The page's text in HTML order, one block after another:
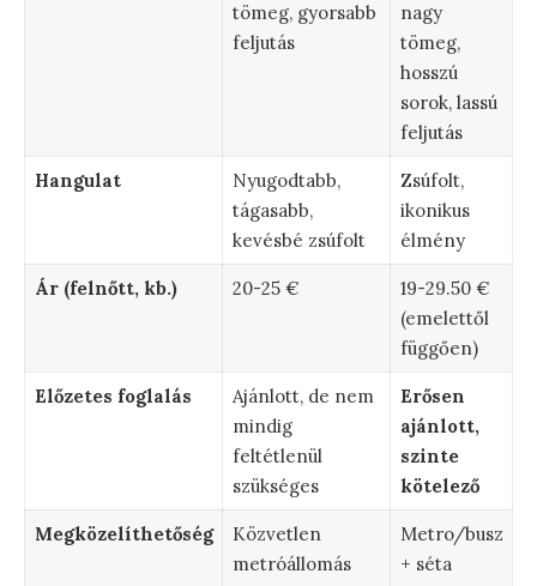
tömeg, gyorsabb
feljutás
nagy
tömeg,
hosszú
sorok, lassú
feljutás
Hangulat
Nyugodtabb,
tágasabb,
kevésbé zsúfolt
Zsúfolt,
ikonikus
élmény
Ár (felnőtt, kb.) 20-25 €
19-29.50 €
(emelettől
függően)
Előzetes foglalás
Ajánlott, de nem
mindig
feltétlenül
szükséges
Erősen
ajánlott,
szinte
kötelező
Megközelíthetőség
Közvetlen
metróállomás
Metro/busz
+ séta